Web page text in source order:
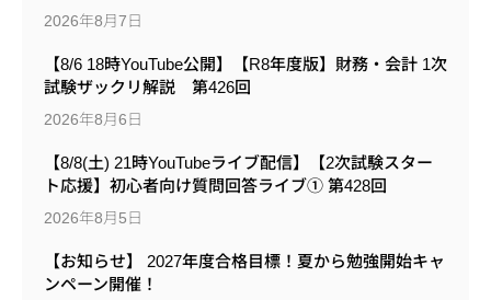
2026年8月7日
【8/6 18時YouTube公開】【R8年度版】財務・会計 1次
試験ザックリ解説 第426回
2026年8月6日
【8/8(土) 21時YouTubeライブ配信】【2次試験スター
ト応援】初心者向け質問回答ライブ① 第428回
2026年8月5日
【お知らせ】 2027年度合格目標！夏から勉強開始キャ
ンペーン開催！